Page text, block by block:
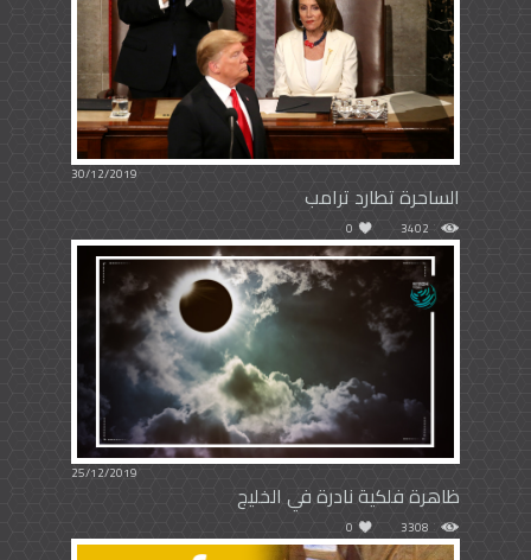
30/12/2019
الساحرة تطارد ترامب
3402
0
25/12/2019
ظاهرة فلكية نادرة في الخليج
3308
0